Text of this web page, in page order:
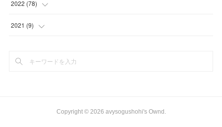
2022 (78)
( 26)
(
2021 (9)
Copyright © 2026 avysogushohi's Ownd .